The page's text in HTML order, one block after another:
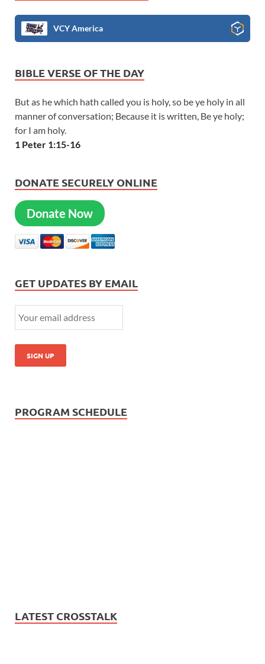
VCY America
BIBLE VERSE OF THE DAY
But as he which hath called you is holy, so be ye holy in all
manner of conversation; Because it is written, Be ye holy;
for I am holy.
1 Peter 1:15-16
DONATE SECURELY ONLINE
Donate Now
GET UPDATES BY EMAIL
PROGRAM SCHEDULE
LATEST CROSSTALK